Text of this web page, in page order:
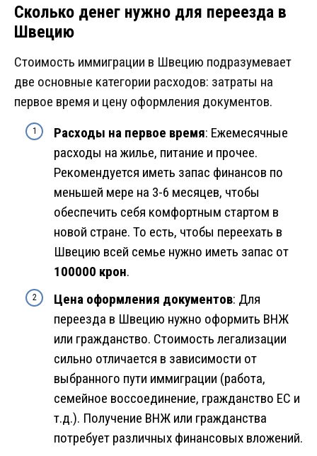
Сколько денег нужно для переезда в
Швецию
Стоимость иммиграции в Швецию подразумевает
две основные категории расходов: затраты на
первое время и цену оформления документов.
Расходы на первое время: Ежемесячные
расходы на жилье, питание и прочее.
Рекомендуется иметь запас финансов по
меньшей мере на 3-6 месяцев, чтобы
обеспечить себя комфортным стартом в
новой стране. То есть, чтобы переехать в
Швецию всей семье нужно иметь запас от
100000 крон.
Цена оформления документов: Для
переезда в Швецию нужно оформить ВНЖ
или гражданство. Стоимость легализации
сильно отличается в зависимости от
выбранного пути иммиграции (работа,
семейное воссоединение, гражданство ЕС и
т.д.). Получение ВНЖ или гражданства
потребует различных финансовых вложений.